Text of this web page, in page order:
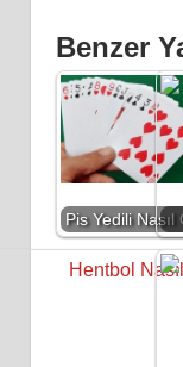
Benzer
Pis Yedili Nasıl